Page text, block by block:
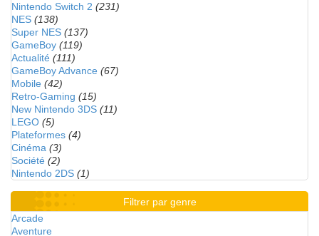
Nintendo Switch 2 (231)
NES (138)
Super NES (137)
GameBoy (119)
Actualité (111)
GameBoy Advance (67)
Mobile (42)
Retro-Gaming (15)
New Nintendo 3DS (11)
LEGO (5)
Plateformes (4)
Cinéma (3)
Société (2)
Nintendo 2DS (1)
Filtrer par genre
Arcade
Aventure